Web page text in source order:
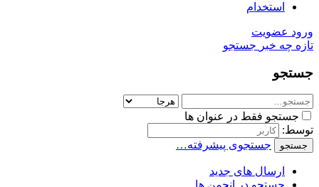
استخدام
ورود عضویت
تازه چه خبر جستجو
جستجو
جستجو فقط در عنوان ها
توسط:
جستجو جستجوی پیشرفته…
ارسال های جدید